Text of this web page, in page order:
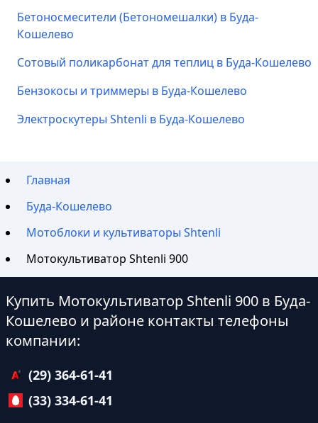
Бетоносмесители (Бетономешалки) в Буда-
Кошелево
Сотовый поликарбонат для теплиц в Буда-Кошелево
Бензокосы и триммеры в Буда-Кошелево
Электроскутеры Shtenli в Буда-Кошелево
Главная
Буда-Кошелево
Мотоблоки и культиваторы Shtenli
Мотокультиватор Shtenli 900
Купить Мотокультиватор Shtenli 900 в Буда-
Кошелево и районе контакты телефоны
компании:
(29) 364-61-41
(33) 334-61-41